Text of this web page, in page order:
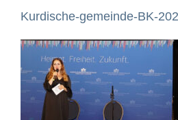
Kurdische-gemeinde-BK-